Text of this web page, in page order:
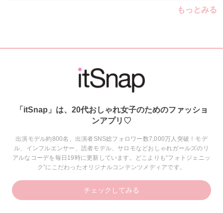
もっとみる
「itSnap」は、20代おしゃれ女子のためのファッショ
ンアプリ♡
出演モデル約800名、出演者SNS総フォロワー数7,000万人突破！モデ
ル、インフルエンサー、読者モデル、サロモなどおしゃれガールズのリ
アルなコーデを毎日19時に更新しています。どこよりも“フォトジェニッ
ク”にこだわったオリジナルコンテンツメディアです。
チェックしてみる